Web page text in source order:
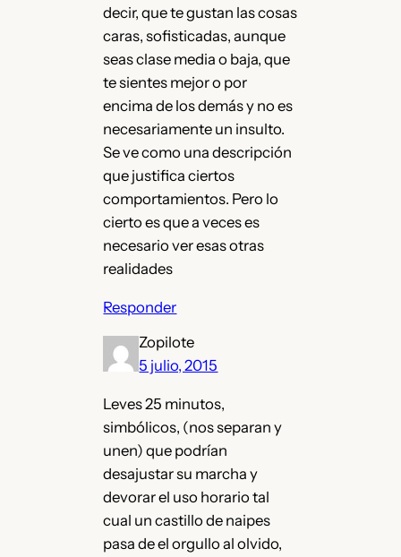
decir, que te gustan las cosas
caras, sofisticadas, aunque
seas clase media o baja, que
te sientes mejor o por
encima de los demás y no es
necesariamente un insulto.
Se ve como una descripción
que justifica ciertos
comportamientos. Pero lo
cierto es que a veces es
necesario ver esas otras
realidades
Responder
Zopilote
5 julio, 2015
Leves 25 minutos,
simbólicos, (nos separan y
unen) que podrían
desajustar su marcha y
devorar el uso horario tal
cual un castillo de naipes
pasa de el orgullo al olvido,